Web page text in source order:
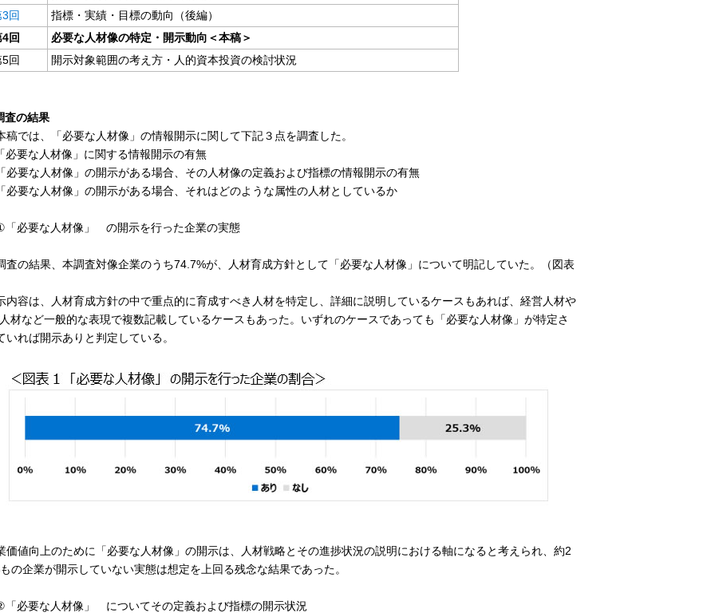
3回
指標・実績・目標の動向（後編）
4回
必要な人材像の特定・開示動向＜本稿＞
5回
開示対象範囲の考え方・人的資本投資の検討状況
査の結果
では、「必要な人材像」の情報開示に関して下記３点を調査した。
必要な人材像」に関する情報開示の有無
要な人材像」の開示がある場合、その人材像の定義および指標の情報開示の有無
要な人材像」の開示がある場合、それはどのような属性の人材としているか
必要な人材像」 の開示を行った企業の実態
の結果、本調査対像企業のうち74.7%が、人材育成方針として「必要な人材像」について明記していた。（図表
内容は、人材育成方針の中で重点的に育成すべき人材を特定し、詳細に説明しているケースもあれば、経営人材や
材など一般的な表現で複数記載しているケースもあった。いずれのケースであっても「必要な人材像」が特定さ
いれば開示ありと判定している。
価値向上のために「必要な人材像」の開示は、人材戦略とその進捗状況の説明における軸になると考えられ、約2
の企業が開示していない実態は想定を上回る残念な結果であった。
必要な人材像」 についてその定義および指標の開示状況